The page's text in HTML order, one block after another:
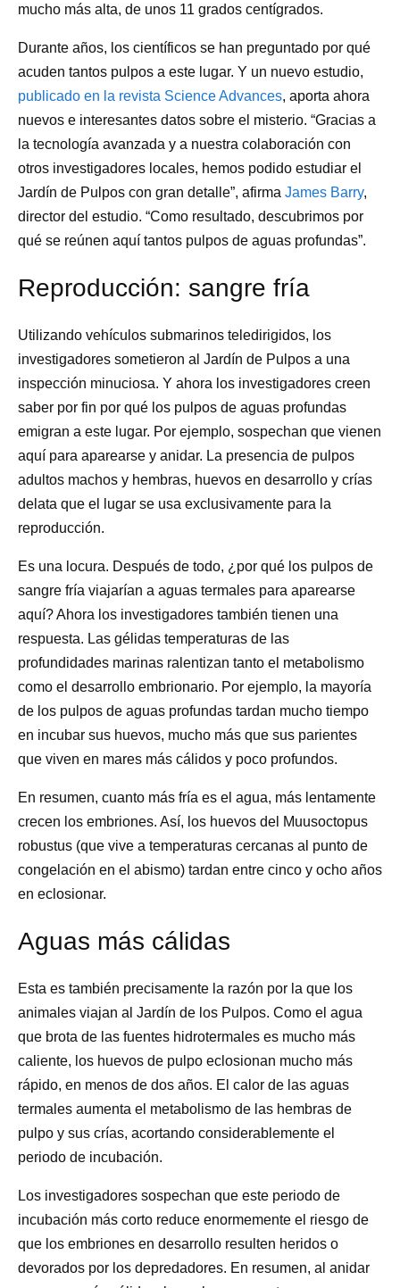
mucho más alta, de unos 11 grados centígrados.
Durante años, los científicos se han preguntado por qué
acuden tantos pulpos a este lugar. Y un nuevo estudio,
publicado en la revista Science Advances, aporta ahora
nuevos e interesantes datos sobre el misterio. “Gracias a
la tecnología avanzada y a nuestra colaboración con
otros investigadores locales, hemos podido estudiar el
Jardín de Pulpos con gran detalle”, afirma James Barry,
director del estudio. “Como resultado, descubrimos por
qué se reúnen aquí tantos pulpos de aguas profundas”.
Reproducción: sangre fría
Utilizando vehículos submarinos teledirigidos, los
investigadores sometieron al Jardín de Pulpos a una
inspección minuciosa. Y ahora los investigadores creen
saber por fin por qué los pulpos de aguas profundas
emigran a este lugar. Por ejemplo, sospechan que vienen
aquí para aparearse y anidar. La presencia de pulpos
adultos machos y hembras, huevos en desarrollo y crías
delata que el lugar se usa exclusivamente para la
reproducción.
Es una locura. Después de todo, ¿por qué los pulpos de
sangre fría viajarían a aguas termales para aparearse
aquí? Ahora los investigadores también tienen una
respuesta. Las gélidas temperaturas de las
profundidades marinas ralentizan tanto el metabolismo
como el desarrollo embrionario. Por ejemplo, la mayoría
de los pulpos de aguas profundas tardan mucho tiempo
en incubar sus huevos, mucho más que sus parientes
que viven en mares más cálidos y poco profundos.
En resumen, cuanto más fría es el agua, más lentamente
crecen los embriones. Así, los huevos del Muusoctopus
robustus (que vive a temperaturas cercanas al punto de
congelación en el abismo) tardan entre cinco y ocho años
en eclosionar.
Aguas más cálidas
Esta es también precisamente la razón por la que los
animales viajan al Jardín de los Pulpos. Como el agua
que brota de las fuentes hidrotermales es mucho más
caliente, los huevos de pulpo eclosionan mucho más
rápido, en menos de dos años. El calor de las aguas
termales aumenta el metabolismo de las hembras de
pulpo y sus crías, acortando considerablemente el
periodo de incubación.
Los investigadores sospechan que este periodo de
incubación más corto reduce enormemente el riesgo de
que los embriones en desarrollo resulten heridos o
devorados por los depredadores. En resumen, al anidar